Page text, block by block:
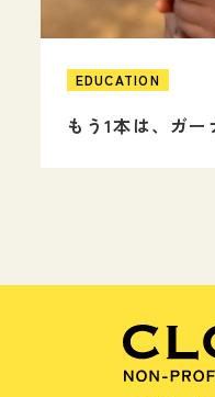
EDUCATION
もう1本は、ガ